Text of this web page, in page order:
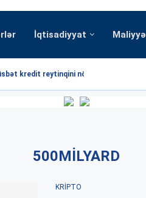
İqtisadiyyat Maliyyə
kredit reytinqini növbəti dəfə...
500MILYARD
KRIPTO